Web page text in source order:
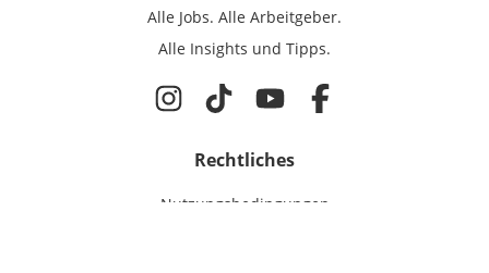
Alle Jobs. Alle Arbeitgeber.
Alle Insights und Tipps.
Rechtliches
Nutzungsbedingungen